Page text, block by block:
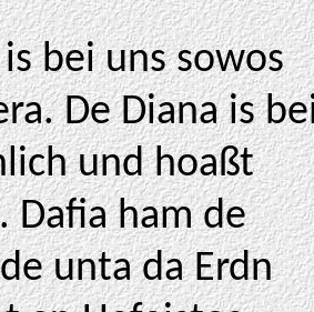
bei uns sowos
De Diana is
und hoaßt
Dafia ham de
unta da Erdn